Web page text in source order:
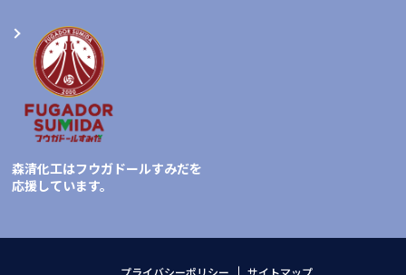
森清化工はフウガドールすみだを
応援しています。
プライバシーポリシー サイトマップ